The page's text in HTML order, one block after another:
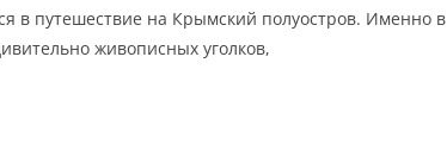
в путешествие на Крымский полуостров. Именно в
живописных уголков,